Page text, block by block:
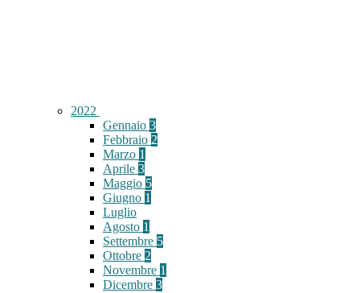
2022
Gennaio 3
Febbraio 2
Marzo 1
Aprile 3
Maggio 5
Giugno 1
Luglio
Agosto 1
Settembre 5
Ottobre 2
Novembre 1
Dicembre 3